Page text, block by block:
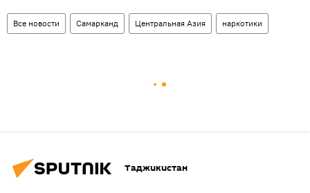
Все новости Самарканд Центральная Азия наркотики
Таджикистан